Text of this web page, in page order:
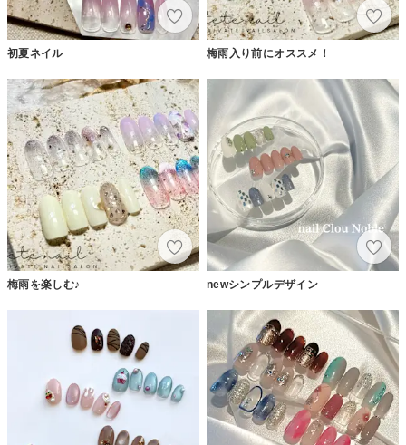
初夏ネイル 梅雨入り前にオススメ！
梅雨を楽しむ♪ newシンプルデザイン